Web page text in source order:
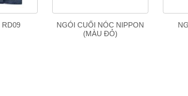
RD09
NGÓI CUỐI NÓC NIPPON
(MÀU ĐỎ)